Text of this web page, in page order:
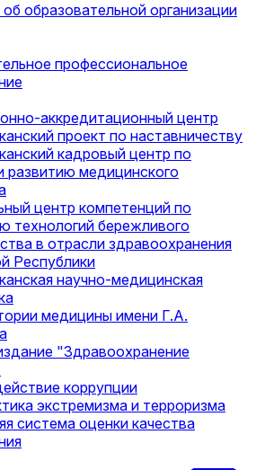
образовательной организации
профессиональное
аккредитационный центр
проект по наставничеству
кадровый центр по
развитию медицинского
центр компетенций по
технологий бережливого
в отрасли здравоохранения
Республики
научно-медицинская
медицины имени Г.А.
"Здравоохранение
коррупции
экстремизма и терроризма
система оценки качества